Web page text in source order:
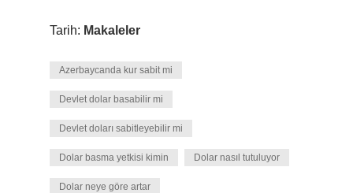
Tarih: Makaleler
Azerbaycanda kur sabit mi
Devlet dolar basabilir mi
Devlet doları sabitleyebilir mi
Dolar basma yetkisi kimin Dolar nasıl tutuluyor
Dolar neye göre artar